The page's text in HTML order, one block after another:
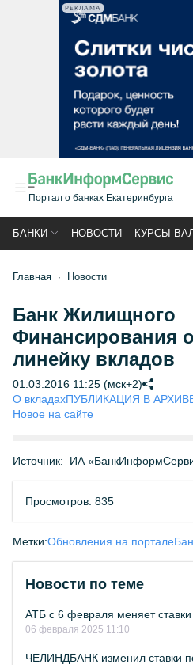
РЕКЛАМА
Портал о банках Екатеринбурга
БАНКИ НОВОСТИ КУРСЫ
Главная Новости
Банк Жилищного
Финансирования
линейку вкладов
01.03.2016 11:25 (мск+2)
О вкладахПУБЛИКАЦИЯ В АРХИВЕ
Новое на сайте
Источник: ИА
Просмотров: 835
Метки:Обновления на портале
Новости по теме
АТБ с 6 февраля меняет
06 февраля 2025 11:10
ЧЕЛИНДБАНК изменил ставки